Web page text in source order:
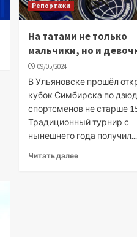
Репортажи
На татами не только
мальчики, но и
09/05/2024
В Ульяновске прошёл
кубок Симбирска по
спортсменов не старше
Традиционный турнир с
нынешнего года получил...
Читать далее